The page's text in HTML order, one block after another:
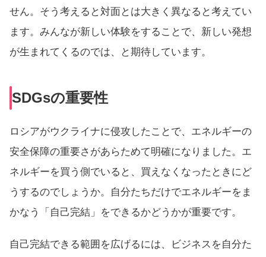
せん。そう考えると対面とは大きく異なると考えてい
ます。みんなが新しい体験をすることで、新しい発想
が生まれてくるのでは、と期待しています。
SDGsの重要性
ロシアがウクライナに侵攻したことで、エネルギーの
安全保障の重要さがあらためて明確になりました。エ
ネルギーを買う側でいると、買えなくなったときにど
うするのでしょうか。自分たちだけでエネルギーをま
かなう「自己完結」をできるかどうかが重要です。
自己完結できる範囲を広げるには、ビジネスを自分た